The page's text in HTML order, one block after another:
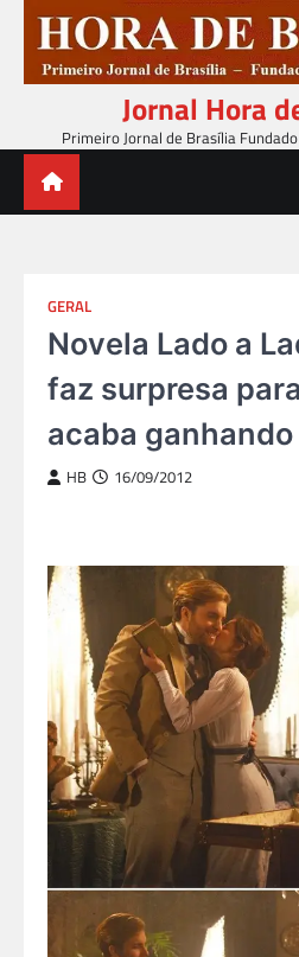
content
Jornal Hora
Primeiro Jornal de Brasília
GERAL
Novela Lado a
faz surpresa
acaba
HB 16/09/2012